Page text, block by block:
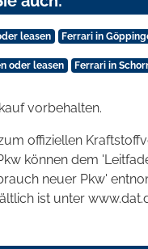
leasen Ferrari in
oder leasen Ferrari in
vorbehalten.
offiziellen
können dem
neuer Pkw'
ist unter